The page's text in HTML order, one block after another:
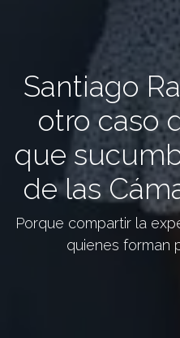
Santiago
otro caso
que
de las
Porque compartir la
quienes forman